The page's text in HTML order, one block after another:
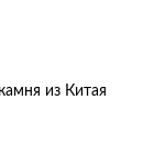
из Китая